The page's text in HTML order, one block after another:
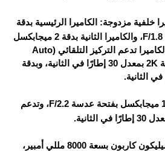
خلفية مزدوجة: الكاميرا الرئيسية بدقة
50 ميجابكسل بفتحة عدسة F/1.8، والكاميرا الثانية بدقة 2 ميجابكسل
مخصصة للتصوير الماكرو. الكاميرا تدعم التركيز التلقائي (Auto
Focus) وتصوير الفيديو بدقة 2K بمعدل 30 إطارًا في الثانية، وبدقة
الكاميرا الأمامية بدقة 13 ميجابكسل بفتحة عدسة F/2.2، وتدعم
البطارية تأتي من نوع سيليكون كاربون بسعة 8000 مللي أمبير،